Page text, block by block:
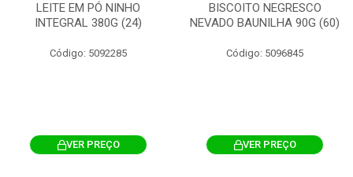
LEITE EM PÓ NINHO
INTEGRAL 380G (24)
Código: 5092285
VER PREÇO
BISCOITO NEGRESCO
NEVADO BAUNILHA 90G (60)
Código: 5096845
VER PREÇO